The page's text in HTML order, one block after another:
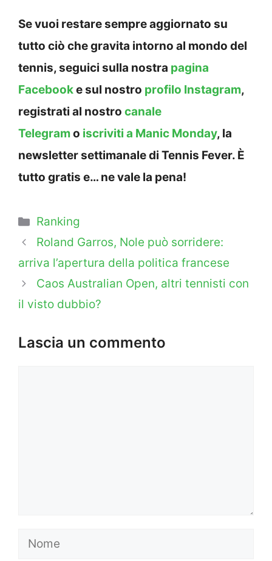
Se vuoi restare sempre aggiornato su
tutto ciò che gravita intorno al mondo del
tennis, seguici sulla nostra pagina
Facebooke sul nostro profilo Instagram,
registrati al nostro canale
Telegramo iscriviti a Manic Monday, la
newsletter settimanale di Tennis Fever. È
tutto gratis e… ne vale la pena!
Categorie
Ranking
Roland Garros, Nole può sorridere:
arriva l’apertura della politica francese
Caos Australian Open, altri tennisti con
il visto dubbio?
Lascia un commento
Nome